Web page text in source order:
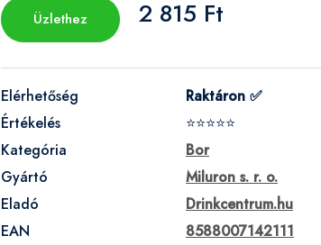
Üzlethez 2 815 Ft
Elérhetőség
Raktáron ✅
Értékelés
⭐⭐⭐⭐⭐
Kategória
Bor
Gyártó
Miluron s. r. o.
Eladó
Drinkcentrum.hu
EAN
8588007142111